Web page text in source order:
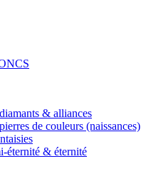
& alliances
de couleurs (naissances)
éternité & éternité